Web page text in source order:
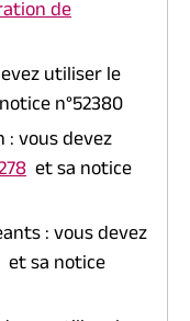
de
utiliser le
n°52380
vous devez
et sa notice
: vous devez
et sa notice